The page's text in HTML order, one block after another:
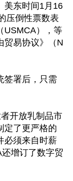
美东时间1月16
压倒性票数表
USMCA），等
贸易协议》（N
签署后，只需
开放乳制品市
定了更严格的
必须来自时薪
增订了数字贸